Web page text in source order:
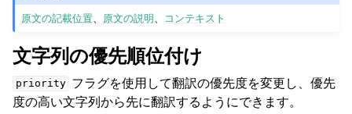
原文の記載位置 原文の説明 コンテキスト
文字列の優先順位付け
priority フラグを使用して翻訳の優先度を変更し、優先
度の高い文字列から先に翻訳するようにできます。